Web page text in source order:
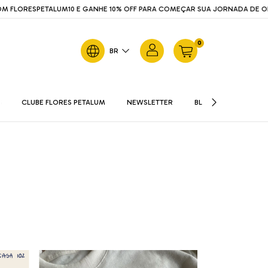
E GANHE 10% OFF PARA COMEÇAR SUA JORNADA DE
BR
0
CLUBE FLORES PETALUM NEWSLETTER BLOG